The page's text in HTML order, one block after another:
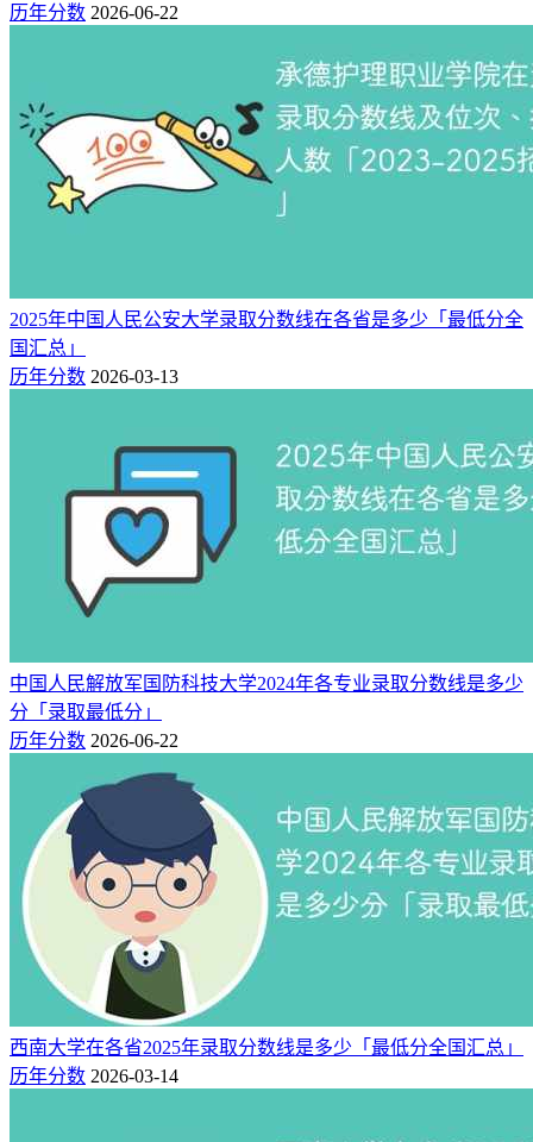
附：本次预测依据与分析方法
为确保录取概率最大化，本次预测采用历史轨迹法，即建议考
生成绩应至少达到目标院校近三年该批次的最高录取分。这一
策略可有效应对招生计划调整、报考人数波动等不确定因素。
以河南经贸职业学院在江西省物理类专科批的录取情况为例：
2025年最低录取分：395分
基于近三年数据进行稳健性预估，
以上预测仅供参考！对于高考志愿填报，“位次”比
“分数”更稳定、更有参考价值。建议考生重点参考个人成绩位
次与该校历年录取位次的匹配度，以提升录取成功率。
同时请务必密切关注河南经贸职业学院2026年发布的最新招生
章程，明确各专业招生计划与录取规则，及时调整志愿策略。
河南经贸职业学院开设专业有哪些（专业目录一览表）
历年分数 2026-06-22
2025年中国人民公安大学录取分数线在各省是多少「最低分全
国汇总」
历年分数 2026-03-13
中国人民解放军国防科技大学2024年各专业录取分数线是多少
分「录取最低分」
历年分数 2026-06-22
西南大学在各省2025年录取分数线是多少「最低分全国汇总」
历年分数 2026-03-14